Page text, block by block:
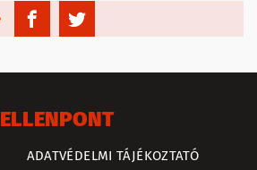
ELLENPONT
ADATVÉDELMI TÁJÉKOZTATÓ